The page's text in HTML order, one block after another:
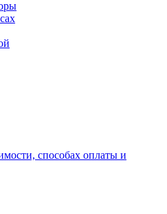
способах оплаты и